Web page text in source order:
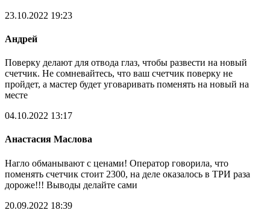
23.10.2022 19:23
Андрей
Поверку делают для отвода глаз, чтобы развести на новый
счетчик. Не сомневайтесь, что ваш счетчик поверку не
пройдет, а мастер будет уговаривать поменять на новый на
месте
04.10.2022 13:17
Анастасия Маслова
Нагло обманывают с ценами! Оператор говорила, что
поменять счетчик стоит 2300, на деле оказалось в ТРИ раза
дороже!!! Выводы делайте сами
20.09.2022 18:39